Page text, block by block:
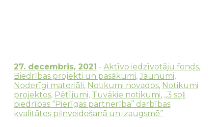
27. decembris, 2021 - Aktīvo iedzīvotāju fonds,
Biedrības projekti un pasākumi, Jaunumi,
Noderīgi materiāli, Notikumi novados, Notikumi
projektos, Pētījumi, Tuvākie notikumi, „3 soļi
biedrības “Pierīgas partnerība” darbības
kvalitātes pilnveidošanā un izaugsmē”